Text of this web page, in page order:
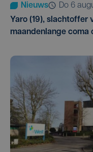
Nieuws
do 6
Yaro (19), slachtoffer
maandenlange coma